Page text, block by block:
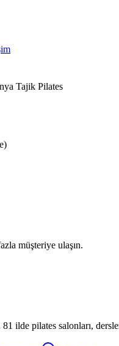
Tajik Pilates
müşteriye ulaşın.
ilde pilates salonları,